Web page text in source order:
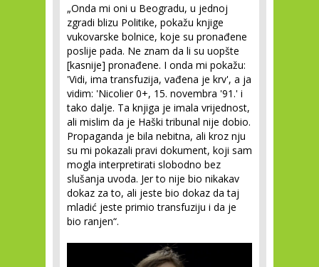
„Onda mi oni u Beogradu, u jednoj
zgradi blizu Politike, pokažu knjige
vukovarske bolnice, koje su pronađene
poslije pada. Ne znam da li su uopšte
[kasnije] pronađene. I onda mi pokažu:
'Vidi, ima transfuzija, vađena je krv', a ja
vidim: 'Nicolier 0+, 15. novembra '91.' i
tako dalje. Ta knjiga je imala vrijednost,
ali mislim da je Haški tribunal nije dobio.
Propaganda je bila nebitna, ali kroz nju
su mi pokazali pravi dokument, koji sam
mogla interpretirati slobodno bez
slušanja uvoda. Jer to nije bio nikakav
dokaz za to, ali jeste bio dokaz da taj
mladić jeste primio transfuziju i da je
bio ranjen“.